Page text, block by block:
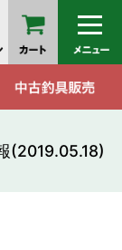
(2019.05.18)